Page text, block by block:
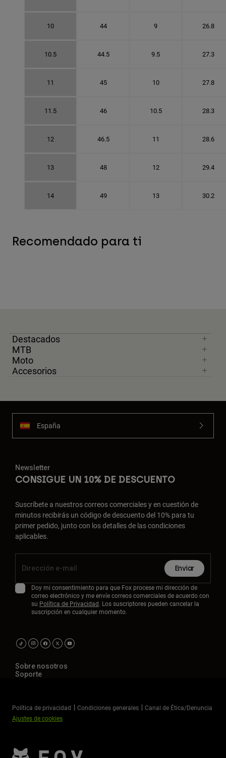
10 44 9 26.8
10.5 44.5 9.5 27.3
11 45 10 27.8
11.5 46 10.5 28.3
12 46.5 11 28.6
13 48 12 29.4
14 49 13 30.2
Recomendado para ti
Destacados
MTB
Moto
Accesorios
España
Newsletter
CONSIGUE UN 10% DE DESCUENTO
Suscríbete a nuestros correos comerciales y en cuestión de
minutos recibirás un código de descuento del 10% para tu
primer pedido, junto con los detalles de las condiciones
aplicables.
Enviar
Doy mi consentimiento para que Fox procese mi dirección de
correo electrónico y me envíe correos comerciales de acuerdo con
su Política de Privacidad. Los suscriptores pueden cancelar la
suscripción en cualquier momento.
Sobre nosotros
Soporte
Política de privacidad Condiciones generales
Canal de Ética/Denuncia
Ajustes de cookies